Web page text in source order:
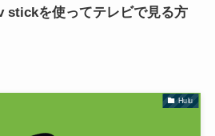
stickを使ってテレビで見る方
Hulu